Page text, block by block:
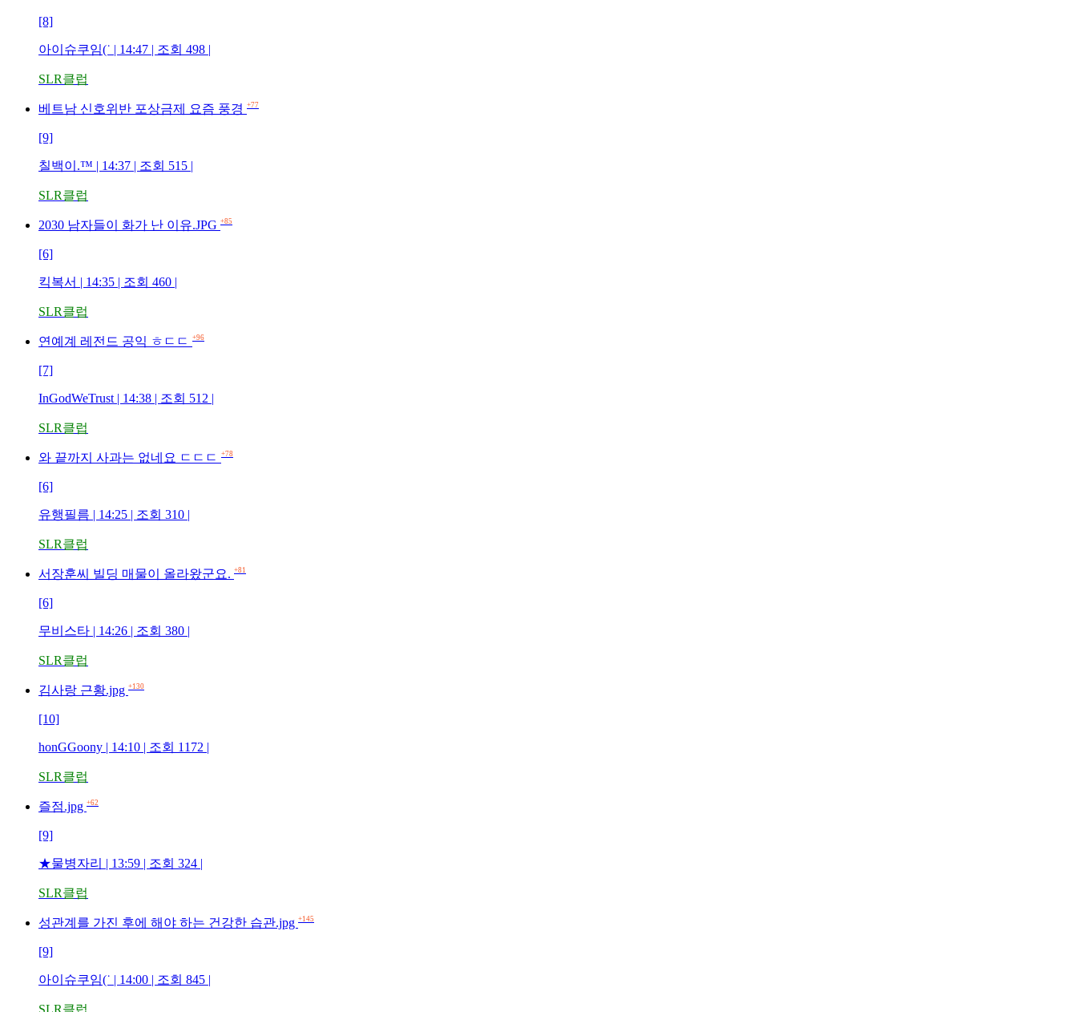
[8]
아이슈쿠임(˙ | 14:47 | 조회 498 |
SLR클럽
베트남 신호위반 포상금제 요즘 풍경 +77
[9]
칠백이.™ | 14:37 | 조회 515 |
SLR클럽
2030 남자들이 화가 난 이유.JPG +85
[6]
킥복서 | 14:35 | 조회 460 |
SLR클럽
연예계 레전드 공익 ㅎㄷㄷ +96
[7]
InGodWeTrust | 14:38 | 조회 512 |
SLR클럽
와 끝까지 사과는 없네요 ㄷㄷㄷ +78
[6]
유행필름 | 14:25 | 조회 310 |
SLR클럽
서장훈씨 빌딩 매물이 올라왔군요. +81
[6]
무비스타 | 14:26 | 조회 380 |
SLR클럽
김사랑 근황.jpg +130
[10]
honGGoony | 14:10 | 조회 1172 |
SLR클럽
즐점.jpg +62
[9]
★물병자리 | 13:59 | 조회 324 |
SLR클럽
성관계를 가진 후에 해야 하는 건강한 습관.jpg +145
[9]
아이슈쿠임(˙ | 14:00 | 조회 845 |
SLR클럽